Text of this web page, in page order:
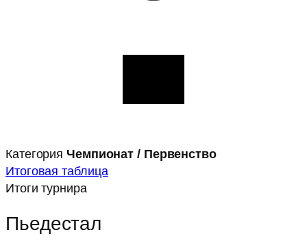
Категория Чемпионат / Первенство
Итоговая таблица
Итоги турнира
Пьедестал